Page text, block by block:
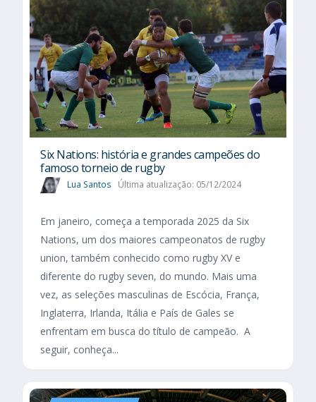
Six Nations​: história e grandes campeões do
famoso torneio de rugby
Lua Santos Última atualização: 05/12/2024
Em janeiro, começa a temporada 2025 da Six
Nations, um dos maiores campeonatos de rugby
union, também conhecido como rugby XV e
diferente do rugby seven, do mundo. Mais uma
vez, as seleções masculinas de Escócia, França,
Inglaterra, Irlanda, Itália e País de Gales se
enfrentam em busca do título de campeão. A
seguir, conheça...